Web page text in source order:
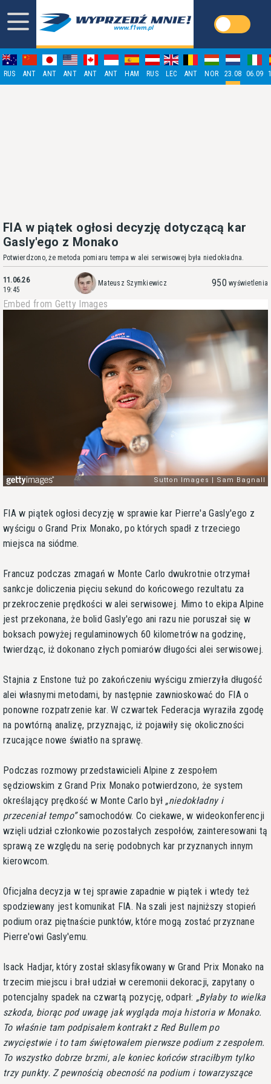
RUS ANT ANT ANT ANT ANT HAM RUS LEC ANT NOR 23.08 06.09
FIA w piątek ogłosi decyzję dotyczącą kar
Gasly'ego z Monako
Potwierdzono, że metoda pomiaru tempa w alei serwisowej była niedokładna.
11.06.26
19:45
Mateusz Szymkiewicz 950 wyświetlenia
Embed from Getty Images
FIA w piątek ogłosi decyzję w sprawie kar Pierre'a Gasly'ego z
wyścigu o Grand Prix Monako, po których spadł z trzeciego
miejsca na siódme.
Francuz podczas zmagań w Monte Carlo dwukrotnie otrzymał
sankcje doliczenia pięciu sekund do końcowego rezultatu za
przekroczenie prędkości w alei serwisowej. Mimo to ekipa Alpine
jest przekonana, że bolid Gasly'ego ani razu nie poruszał się w
boksach powyżej regulaminowych 60 kilometrów na godzinę,
twierdząc, iż dokonano złych pomiarów długości alei serwisowej.
Stajnia z Enstone tuż po zakończeniu wyścigu zmierzyła długość
alei własnymi metodami, by następnie zawnioskować do FIA o
ponowne rozpatrzenie kar. W czwartek Federacja wyraziła zgodę
na powtórną analizę, przyznając, iż pojawiły się okoliczności
rzucające nowe światło na sprawę.
Podczas rozmowy przedstawicieli Alpine z zespołem
sędziowskim z Grand Prix Monako potwierdzono, że system
określający prędkość w Monte Carlo był niedokładny i
przeceniał tempo samochodów. Co ciekawe, w wideokonferencji
wzięli udział członkowie pozostałych zespołów, zainteresowani tą
sprawą ze względu na serię podobnych kar przyznanych innym
kierowcom.
Oficjalna decyzja w tej sprawie zapadnie w piątek i wtedy też
spodziewany jest komunikat FIA. Na szali jest najniższy stopień
podium oraz piętnaście punktów, które mogą zostać przyznane
Pierre'owi Gasly'emu.
Isack Hadjar, który został sklasyfikowany w Grand Prix Monako na
trzecim miejscu i brał udział w ceremonii dekoracji, zapytany o
potencjalny spadek na czwartą pozycję, odparł:
Byłaby to wielka
szkoda, biorąc pod uwagę jak wygląda moja historia w Monako.
To właśnie tam podpisałem kontrakt z Red Bullem po
zwycięstwie i to tam świętowałem pierwsze podium z zespołem.
To wszystko dobrze brzmi, ale koniec końców straciłbym tylko
trzy punkty. Z pewnością obecność na podium i towarzyszące